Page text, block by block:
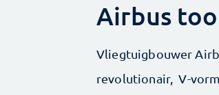
Airbus
Vliegtuigbouwer
revolutionair, V-